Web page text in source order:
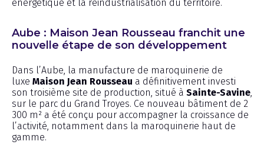
énergétique et la réindustrialisation du territoire.
Aube : Maison Jean Rousseau franchit une
nouvelle étape de son développement
Dans l’Aube, la manufacture de maroquinerie de
luxe Maison Jean Rousseau a définitivement investi
son troisième site de production, situé à Sainte-Savine
sur le parc du Grand Troyes. Ce nouveau bâtiment de 2
300 m² a été conçu pour accompagner la croissance de
l’activité, notamment dans la maroquinerie haut de
gamme.